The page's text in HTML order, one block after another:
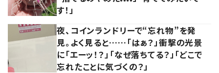
す！」
夜、コインランドリーで“忘れ物”を発
見。よく見ると……「はぁ？」衝撃の光景
に「エーッ！？」「なぜ落ちてる？」「どこで
忘れたことに気づくの？」